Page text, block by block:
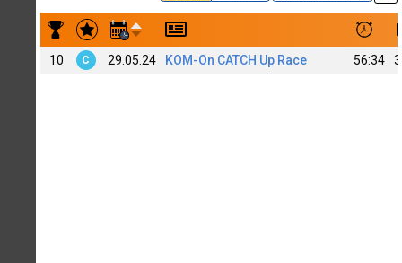
Результаты заездов jimboo Jiiim
10 C 29.05.24 KOM-On CATCH Up Race 56:34